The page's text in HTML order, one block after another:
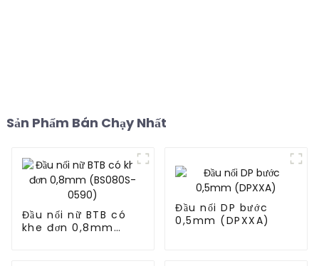
Sản Phẩm Bán Chạy Nhất
Đầu nối nữ BTB có
khe đơn 0,8mm
Đầu nối DP bước
0,5mm (DPXXA)